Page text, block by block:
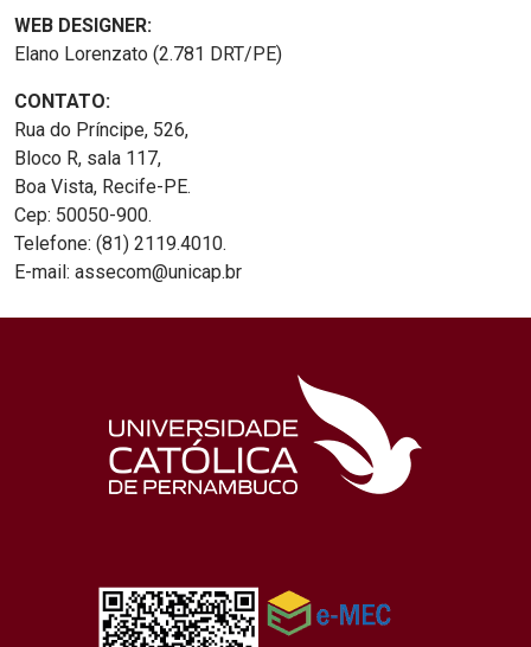
WEB DESIGNER:
Elano Lorenzato (2.781 DRT/PE)
CONTATO:
Rua do Príncipe, 526,
Bloco R, sala 117,
Boa Vista, Recife-PE.
Cep: 50050-900.
Telefone: (81) 2119.4010.
E-mail: assecom@unicap.br